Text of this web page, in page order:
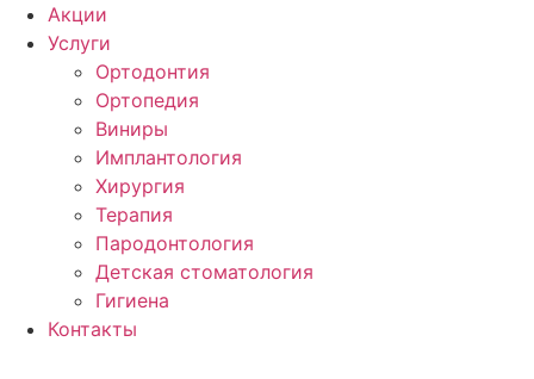
Акции
Услуги
Ортодонтия
Ортопедия
Виниры
Имплантология
Хирургия
Терапия
Пародонтология
Детская стоматология
Гигиена
Контакты